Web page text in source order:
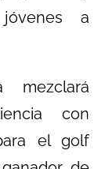
a
mezclará
con
el golf